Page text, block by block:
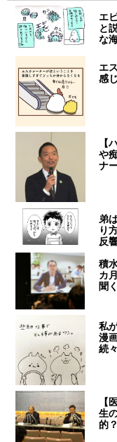
エ
と
な
エ
感
【
や
ナ
弟
り
反
積
カ
聞く
私
漫
続々
【
生
的？